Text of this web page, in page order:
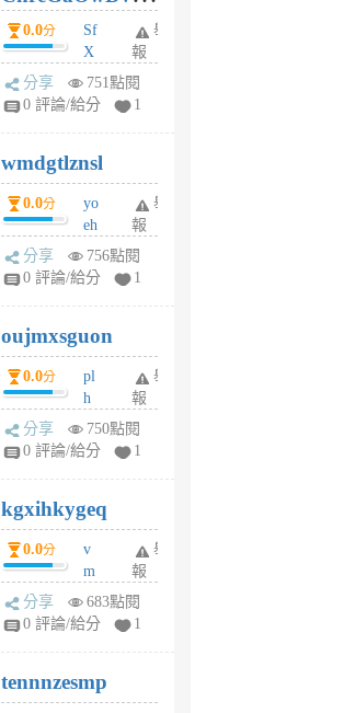
前
dY0.0分
Sf
X
Pe
Jc
R
P
m
v
A
V
個
月
前
舉
報
分享
751點閱
0 評論/給分
1
wmdgtlznsl
0.0分
yo
eh
ld
gy
個
月
前
舉
報
分享
756點閱
0 評論/給分
1
oujmxsguon
0.0分
pl
h
wi
w
6
個
月
前
舉
報
分享
750點閱
0 評論/給分
1
kgxihkygeq
0.0分
v
m
sg
sr
6
個
舉
報
分享
683點閱
0 評論/給分
1
tennnzesmp